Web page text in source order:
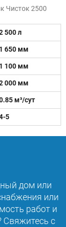
Чисток 2500
500 л
1 650 мм
1 100 мм
000 мм
м³/сут
5
дом или
или
работ и
Свяжитесь с